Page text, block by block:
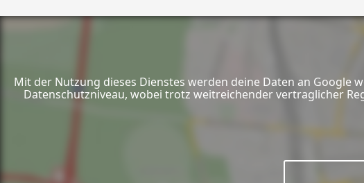
Mit der Nutzung dieses Dienstes werden deine Daten an
Datenschutzniveau, wobei trotz weitreichender vertraglicher